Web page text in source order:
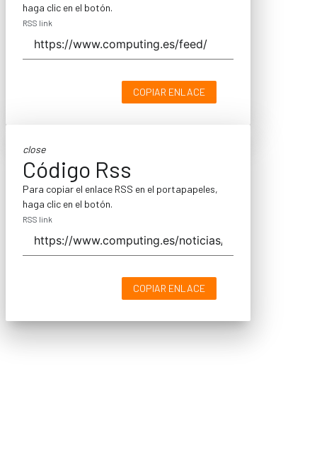
haga clic en el botón.
RSS link
COPIAR ENLACE
close
Código Rss
Para copiar el enlace RSS en el portapapeles,
haga clic en el botón.
RSS link
COPIAR ENLACE